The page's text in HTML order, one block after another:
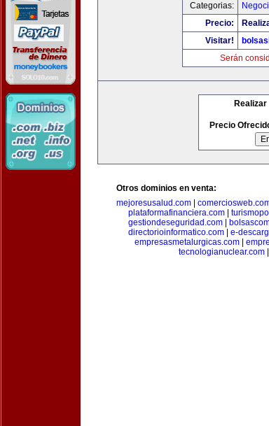
Categorias:
Precio:
Visitar!
Serán
Precio
Otros dominios en venta:
mejoresusalud.com
plataformafinanciera.com
gestiondeseguridad.com
directorioinformatico.com
e-
empresasmetalurgicas.com|
tecnologianuclear.com